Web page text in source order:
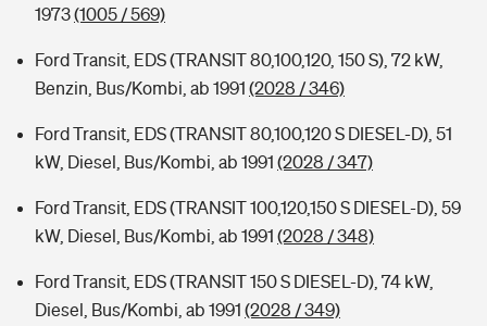
1973(1005 / 569)
Ford Transit, EDS (TRANSIT 80,100,120, 150 S), 72 kW,
Benzin, Bus/Kombi, ab 1991 (2028 / 346)
Ford Transit, EDS (TRANSIT 80,100,120 S DIESEL-D), 51
kW, Diesel, Bus/Kombi, ab 1991 (2028 / 347)
Ford Transit, EDS (TRANSIT 100,120,150 S DIESEL-D), 59
kW, Diesel, Bus/Kombi, ab 1991 (2028 / 348)
Ford Transit, EDS (TRANSIT 150 S DIESEL-D), 74 kW,
Diesel, Bus/Kombi, ab 1991 (2028 / 349)